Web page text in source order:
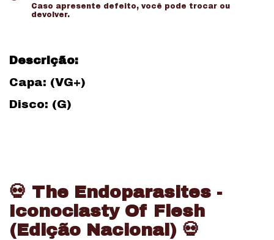
Caso apresente defeito, você pode trocar ou
devolver.
Descrição:
Capa: (VG+)
Disco: (G)
💀 The Endoparasites -
Iconoclasty Of Flesh
(Edição Nacional) 💀